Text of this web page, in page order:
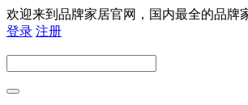
欢迎来到品牌家居官网，国内最全的品牌
登录 注册